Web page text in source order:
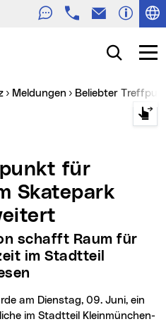
TelefonE-Mail
Suche
Meldungen Beliebter
Skatepark
im Stadtteil
im Stadtteil Kleinmünchen-